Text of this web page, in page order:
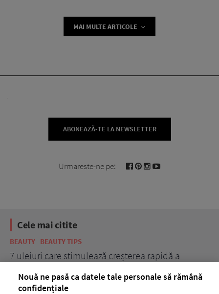
MAI MULTE ARTICOLE
ABONEAZĂ-TE LA NEWSLETTER
Urmareste-ne pe:
Cele mai citite
BEAUTY BEAUTY TIPS
7 uleiuri care stimulează creșterea rapidă a
Nouă ne pasă ca datele tale personale să rămână
confidențiale